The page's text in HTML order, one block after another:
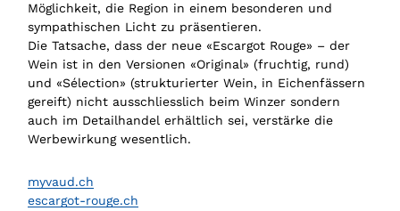
Möglichkeit, die Region in einem besonderen und
sympathischen Licht zu präsentieren.
Die Tatsache, dass der neue «Escargot Rouge» – der
Wein ist in den Versionen «Original» (fruchtig, rund)
und «Sélection» (strukturierter Wein, in Eichenfässern
gereift) nicht ausschliesslich beim Winzer sondern
auch im Detailhandel erhältlich sei, verstärke die
Werbewirkung wesentlich.
myvaud.ch
escargot-rouge.ch